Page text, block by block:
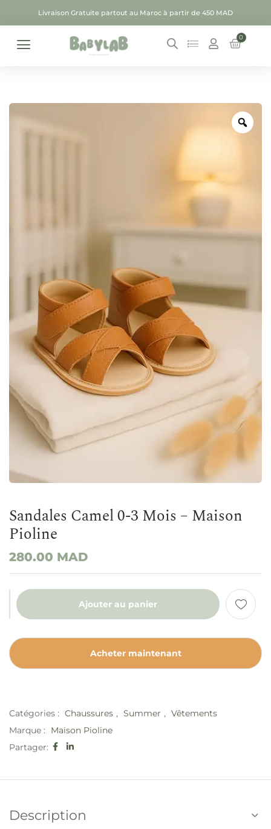
Livraison Gratuite partout au Maroc à partir de 450 MAD
0
Sandales Camel 0-3 Mois – Maison
Pioline
280.00 MAD
Ajouter au panier
Acheter maintenant
Catégories : Chaussures , Summer , Vêtements
Marque :
Maison Pioline
Partager:
Description